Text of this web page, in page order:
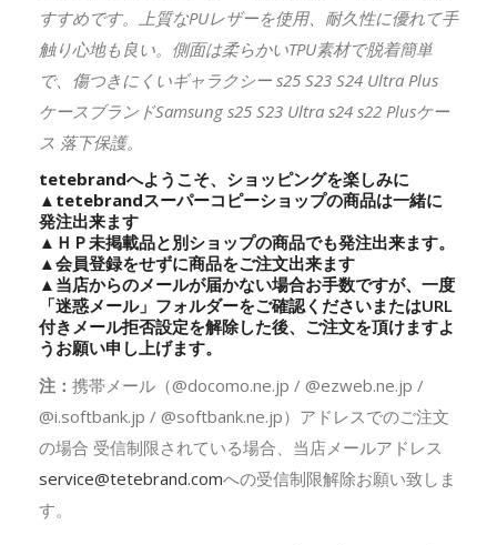
すすめです。上質なPUレザーを使用、耐久性に優れて手
触り心地も良い。側面は柔らかいTPU素材で脱着簡単
で、傷つきにくいギャラクシー s25 S23 S24 Ultra Plus
ケースブランドSamsung s25 S23 Ultra s24 s22 Plusケー
ス 落下保護。
tetebrandへようこそ、ショッピングを楽しみに
▲ tetebrandスーパーコピーショップの商品は一緒に
発注出来ます
▲ＨＰ未掲載品と別ショップの商品でも発注出来ます。
▲会員登録をせずに商品をご注文出来ます
▲当店からのメールが届かない場合お手数ですが、一度
「迷惑メール」フォルダーをご確認くださいまたはURL
付きメール拒否設定を解除した後、ご注文を頂けますよ
うお願い申し上げます。
注： 携帯メール（@docomo.ne.jp / @ezweb.ne.jp /
@i.softbank.jp / @softbank.ne.jp）アドレスでのご注文
の場合 受信制限されている場合、当店メールアドレス
service@tetebrand.comへの受信制限解除お願い致しま
す。